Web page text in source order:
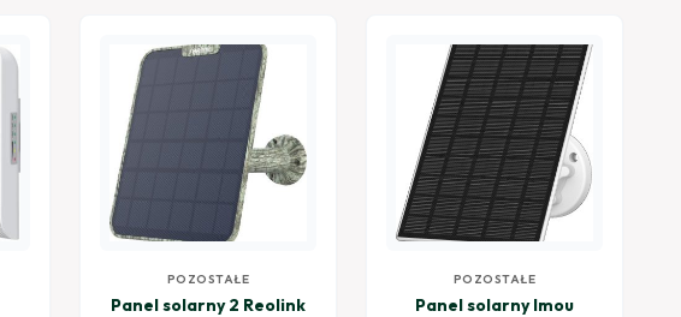
POZOSTAŁE
Panel solarny 2 Reolink
POZOSTAŁE
Panel solarny Imou